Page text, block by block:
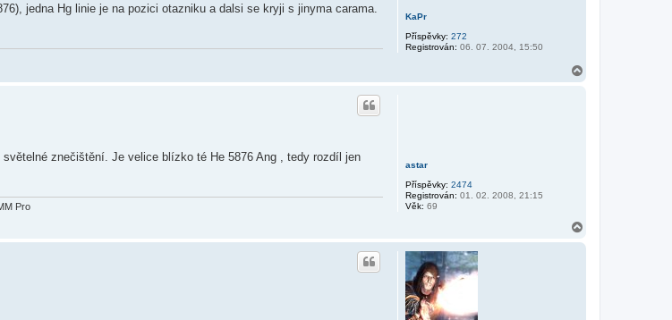
KaPr
Příspěvky: 272
Registrován: 06. 07. 2004, 15:50
jedna Hg linie je na pozici otazniku a dalsi se kryji s jinyma carama.
astar
Příspěvky: 2474
Registrován: 01. 02. 2008, 21:15
Věk: 69
znečištění. Je velice blízko té He 5876 Ang , tedy rozdíl jen
Pro